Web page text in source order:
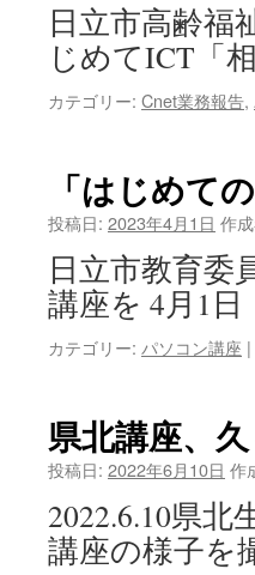
日立市高齢福
じめてICT「
カテゴリー: Cnet業務報告,
「はじめて
投稿日: 2023年4月1日 作
日立市教育委
講座を 4月1
カテゴリー: パソコン講座 |
県北講座、
投稿日: 2022年6月10日 作
2022.6.10県
講座の様子を